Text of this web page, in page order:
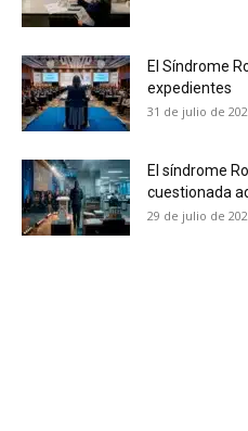
No te
últimas
El Síndrome
expedientes
31 de julio de
El síndrome
cuestionada
29 de julio de